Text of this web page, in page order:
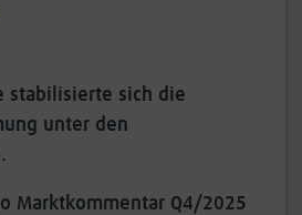
stabilisierte sich die
unter den
Marktkommentar Q4/2025